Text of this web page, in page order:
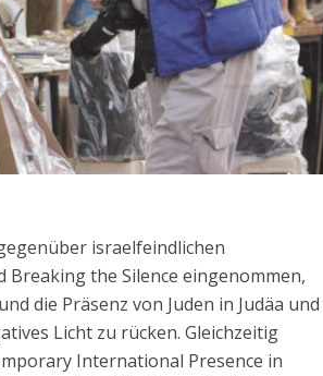
israelfeindlichen
Breaking the Silence eingenommen,
die Präsenz von Juden in Judäa und
Licht zu rücken. Gleichzeitig
International Presence in